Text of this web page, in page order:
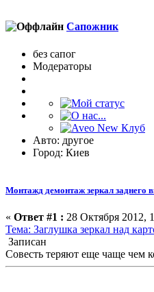
Сапожник
без сапог
Модераторы
Авто: другое
Город: Киев
Монтажд демонтаж зеркал заднего
« Ответ #1 : 28 Октября 2012,
Тема: Заглушка зеркал над
Записан
Совесть теряют еще чаще чем